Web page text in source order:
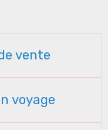
vente
voyage